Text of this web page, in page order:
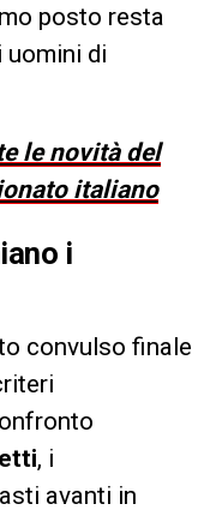
posto resta
uomini di
le novità del
italiano
i
convulso finale
, i
avanti in